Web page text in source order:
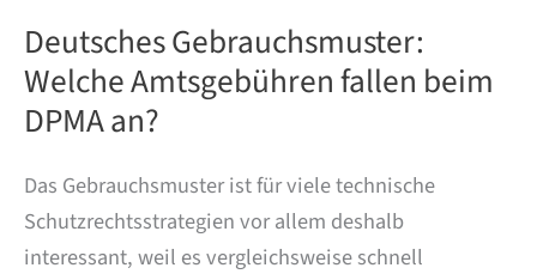
Deutsches Gebrauchsmuster:
Welche Amtsgebühren fallen beim
DPMA an?
Das Gebrauchsmuster ist für viele technische
Schutzrechtsstrategien vor allem deshalb
interessant, weil es vergleichsweise schnell